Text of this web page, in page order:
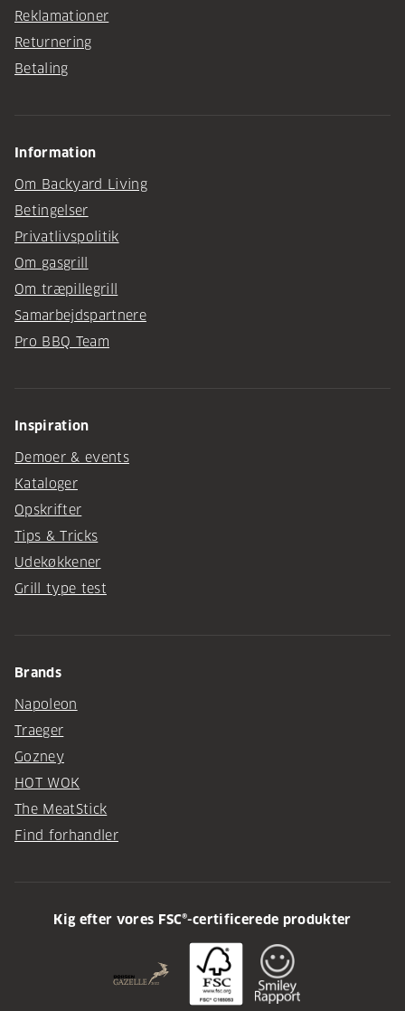
Reklamationer
Returnering
Betaling
Information
Om Backyard Living
Betingelser
Privatlivspolitik
Om gasgrill
Om træpillegrill
Samarbejdspartnere
Pro BBQ Team
Inspiration
Demoer & events
Kataloger
Opskrifter
Tips & Tricks
Udekøkkener
Grill type test
Brands
Napoleon
Traeger
Gozney
HOT WOK
The MeatStick
Find forhandler
Kig efter vores FSC®-certificerede produkter